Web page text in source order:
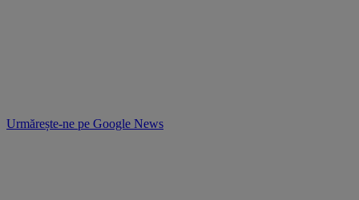
Urmărește-ne pe Google News